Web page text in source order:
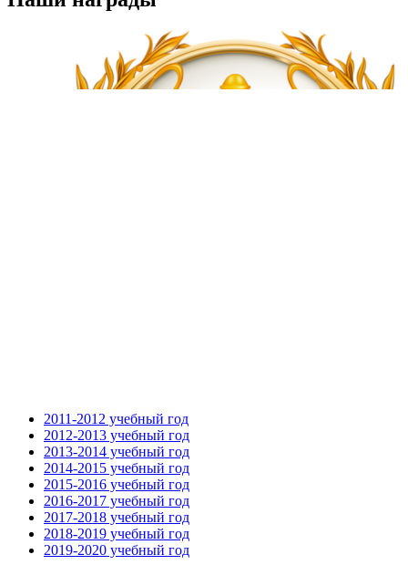
2011-2012 учебный год
2012-2013 учебный год
2013-2014 учебный год
2014-2015 учебный год
2015-2016 учебный год
2016-2017 учебный год
2017-2018 учебный год
2018-2019 учебный год
2019-2020 учебный год